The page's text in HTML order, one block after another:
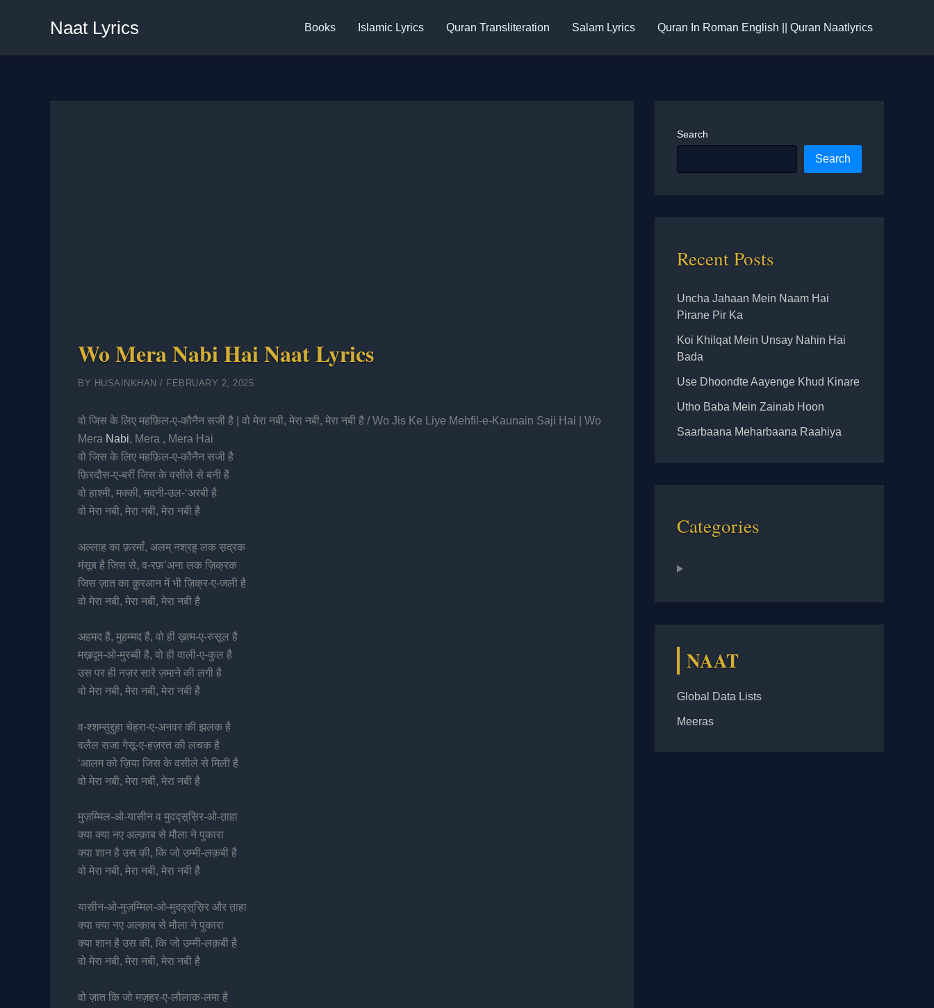
Naat Lyrics Books Islamic Lyrics Quran Transliteration Salam Lyrics Quran In Roman English || Quran Naatlyrics
Wo Mera Nabi Hai Naat Lyrics
BY HUSAINKHAN / FEBRUARY 2, 2025
वो जिस के लिए महफ़िल-ए-कौनैन सजी है | वो मेरा नबी, मेरा नबी, मेरा नबी है / Wo Jis Ke Liye Mehfil-e-Kaunain Saji Hai | Wo
Mera Nabi, Mera , Mera Hai
वो जिस के लिए महफ़िल-ए-कौनैन सजी है
फ़िरदौस-ए-बरीं जिस के वसीले से बनी है
वो हाश्मी, मक्की, मदनी-उल-‘अरबी है
वो मेरा नबी, मेरा नबी, मेरा नबी है
अल्लाह का फ़रमाँ, अलम् नश्रह़् लक स़द्रक
मंसूब है जिस से, व-रफ़’अना लक ज़िक्रक
जिस ज़ात का क़ुरआन में भी ज़िक्र-ए-जली है
वो मेरा नबी, मेरा नबी, मेरा नबी है
अहमद है, मुहम्मद है, वो ही ख़त्म-ए-रुसूल है
मख़दूम-ओ-मुरब्बी है, वो ही वाली-ए-कुल है
उस पर ही नज़र सारे ज़माने की लगी है
वो मेरा नबी, मेरा नबी, मेरा नबी है
व-श्शम्सुद्दुहा चेहरा-ए-अनवर की झलक है
वलैल सजा गेसू-ए-हज़रत की लचक है
‘आलम को ज़िया जिस के वसीले से मिली है
वो मेरा नबी, मेरा नबी, मेरा नबी है
मुज़म्मिल-ओ-यासीन व मुदद्स़्स़िर-ओ-त़ाहा
क्या क्या नए अल्क़ाब से मौला ने पुकारा
क्या शान है उस की, कि जो उम्मी-लक़बी है
वो मेरा नबी, मेरा नबी, मेरा नबी है
यासीन-ओ-मुज़म्मिल-ओ-मुदद्स़्स़िर और त़ाहा
क्या क्या नए अल्क़ाब से मौला ने पुकारा
क्या शान है उस की, कि जो उम्मी-लक़बी है
वो मेरा नबी, मेरा नबी, मेरा नबी है
वो ज़ात कि जो मज़हर-ए-लौलाक-लमा है
Search
Search
Recent Posts
Uncha Jahaan Mein Naam Hai
Pirane Pir Ka
Koi Khilqat Mein Unsay Nahin Hai
Bada
Use Dhoondte Aayenge Khud Kinare
Utho Baba Mein Zainab Hoon
Saarbaana Meharbaana Raahiya
Categories
NAAT
Global Data Lists
Meeras